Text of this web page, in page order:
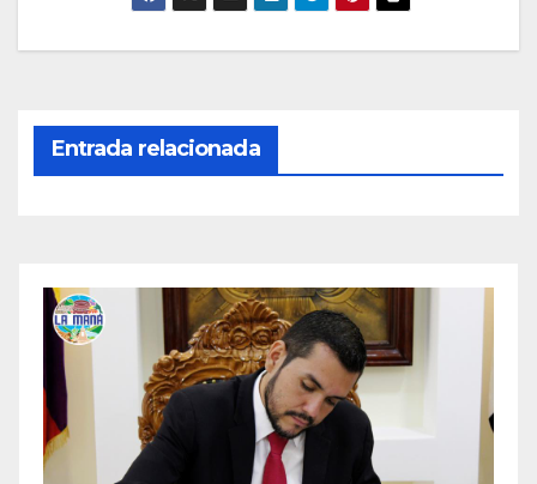
Entrada relacionada